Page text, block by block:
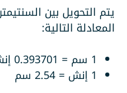
يتم التحويل بين
المعادلة التالية:
1 سم = 0.393701 إنش
1 إنش = 2.54 سم